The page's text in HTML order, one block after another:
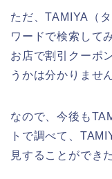
ただ、TAMIYA（
ワードで検索して
お店で割引クーポ
うかは分かりませ
なので、今後も
トで調べて、
見することができ